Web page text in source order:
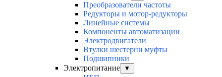
Преобразователи частоты
Редукторы и мотор-редукторы
Линейные системы
Компоненты автоматизации
Электродвигатели
Втулки шестерни муфты
Подшипники
Электропитание
▼